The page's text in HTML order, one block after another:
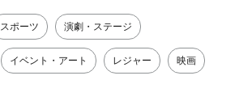
スポーツ 演劇・ステージ
イベント・アート レジャー 映画